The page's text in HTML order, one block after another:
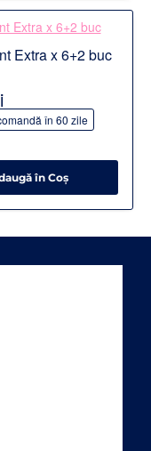
Extra x 6+2 buc
în 60 zile
în Coş